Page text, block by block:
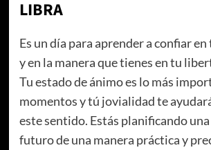
LIBRA
Es un día para aprender a confiar
y en la manera que tienes en tu
Tu estado de ánimo es lo más
momentos y tú jovialidad te
este sentido. Estás planificando
futuro de una manera práctica y